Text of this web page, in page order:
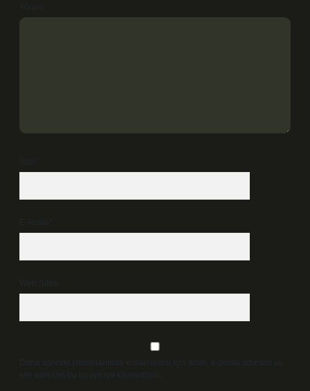
Yorum
İsim*
E-Posta*
Web Sitesi
Daha sonraki yorumlarımda kullanılması için adım, e-posta adresim ve
site adresim bu tarayıcıya kaydedilsin.